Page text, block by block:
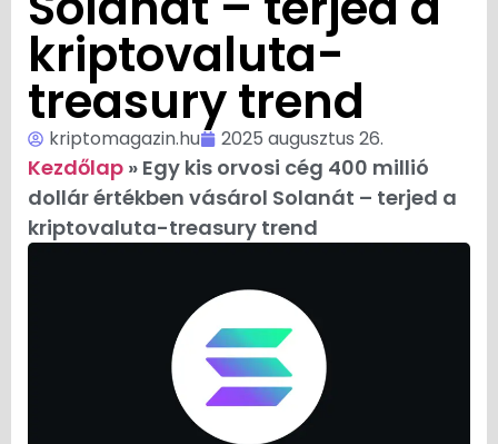
kriptovaluta-
treasury trend
kriptomagazin.hu 2025 augusztus 26.
Kezdőlap » Egy kis orvosi cég 400 millió
dollár értékben vásárol Solanát – terjed a
kriptovaluta-treasury trend